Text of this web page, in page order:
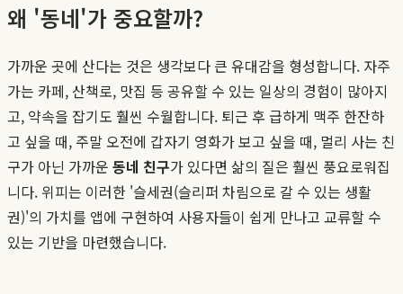
왜 '동네'가 중요할까?
가까운 곳에 산다는 것은 생각보다 큰 유대감을 형성합니다. 자주
가는 카페, 산책로, 맛집 등 공유할 수 있는 일상의 경험이 많아지
고, 약속을 잡기도 훨씬 수월합니다. 퇴근 후 급하게 맥주 한잔하
고 싶을 때, 주말 오전에 갑자기 영화가 보고 싶을 때, 멀리 사는 친
구가 아닌 가까운 동네 친구가 있다면 삶의 질은 훨씬 풍요로워집
니다. 위피는 이러한 '슬세권(슬리퍼 차림으로 갈 수 있는 생활
권)'의 가치를 앱에 구현하여 사용자들이 쉽게 만나고 교류할 수
있는 기반을 마련했습니다.